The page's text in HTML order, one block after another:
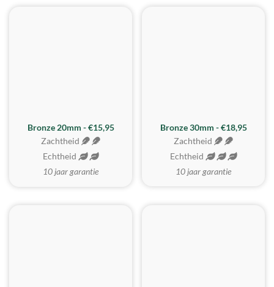
Bronze 20mm - €15,95
Zachtheid
Echtheid
10 jaar garantie
BESTE KOOP
Bronze 30mm - €18,95
Zachtheid
Echtheid
10 jaar garantie